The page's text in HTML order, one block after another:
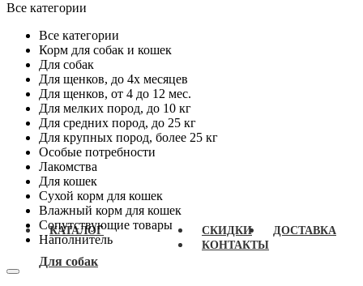
Все категории
Все категории
Корм для собак и кошек
Для собак
Для щенков, до 4x месяцев
Для щенков, от 4 до 12 мес.
Для мелких пород, до 10 кг
Для средних пород, до 25 кг
Для крупных пород, более 25 кг
Особые потребности
Лакомства
Для кошек
Сухой корм для кошек
Влажный корм для кошек
Сопутствующие товары
Наполнитель
КАТАЛОГ
Для собак
СКИДКИ
ДОСТАВКА
КОНТАКТЫ